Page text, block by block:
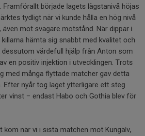
började lagets lägstanivå höjas
tydligt när vi kunde hålla en hög nivå
även mot svagare motstånd. När dippar i
hämta sig snabbt med kvalitet och
värdefull hjälp från Anton som
en positiv injektion i utvecklingen. Trots
med många flyttade matcher gav detta
Efter nyår tog laget ytterligare ett steg
vinst – endast Habo och Gothia blev för
kom när vi i sista matchen mot Kungälv,